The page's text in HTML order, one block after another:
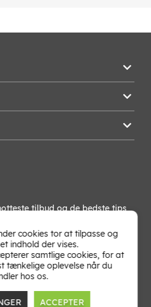
tilbud og de bedste tips
OK
cookies tor at tilpasse og
indhold der vises.
samtlige cookies, for at
tænkelige oplevelse når du
hos os.
ACCEPTER